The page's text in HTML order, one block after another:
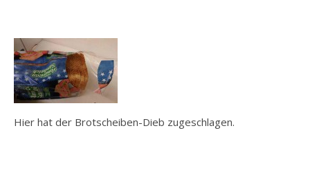
Hier hat der Brotscheiben-Dieb zugeschlagen.